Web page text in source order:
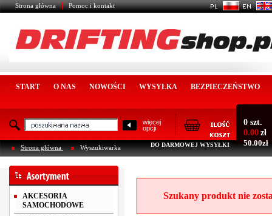
Strona główna Pomoc i kontakt
START O NAS NOWOŚCI WYSYŁKA BEZPIECZEŃSTWO
więcej
opcji
0 szt.
0.00 zł
DO DARMOWEJ WYSYŁKI 50.00zł
Strona główna Wyszukiwarka
AKCESORIA
SAMOCHODOWE
Szukany produkt nie